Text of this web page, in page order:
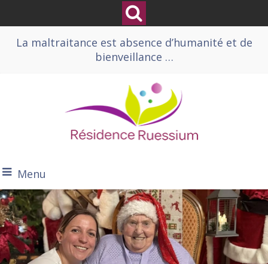
La maltraitance est absence d’humanité et de
bienveillance …
Menu